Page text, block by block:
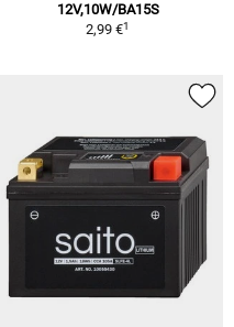
12V,10W/BA15S
2,99 €1